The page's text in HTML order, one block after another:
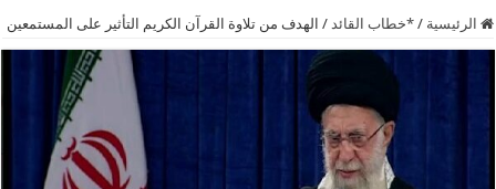
الرئيسية / *خطاب القائد / الهدف من تلاوة القرآن الكريم التأثير على المستمعين